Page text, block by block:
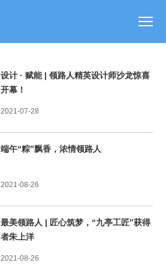
设计 · 赋能 | 领路人精英设计师沙龙惊喜
开幕！
2021-07-28
端午“粽”飘香，浓情领路人
2021-08-26
最美领路人 | 匠心筑梦，“九亭工匠”获得
者朱上洋
2021-08-26